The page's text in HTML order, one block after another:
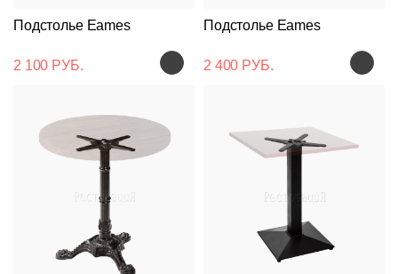
Подстолье Eames
2 100 РУБ.
Подстолье Eames
2 400 РУБ.